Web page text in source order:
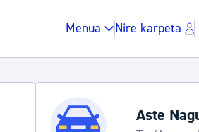
Menua Nire karpeta
Udako
Udalinfo,